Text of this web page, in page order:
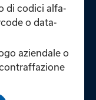
di codici alfa-
o data-
aziendale o